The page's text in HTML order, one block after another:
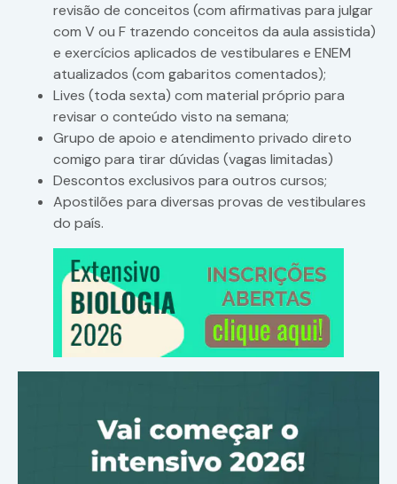
revisão de conceitos (com afirmativas para julgar
com V ou F trazendo conceitos da aula assistida)
e exercícios aplicados de vestibulares e ENEM
atualizados (com gabaritos comentados);
Lives (toda sexta) com material próprio para
revisar o conteúdo visto na semana;
Grupo de apoio e atendimento privado direto
comigo para tirar dúvidas (vagas limitadas)
Descontos exclusivos para outros cursos;
Apostilões para diversas provas de vestibulares
do país.